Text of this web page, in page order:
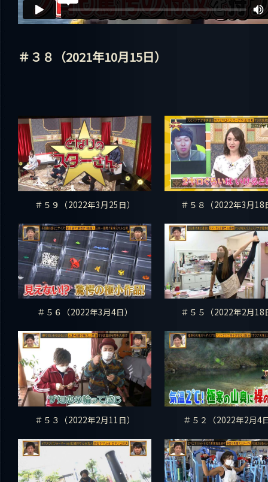
＃３８（2021年10月15日）
＃５９（2022年3月25日） ＃５８（2022年3月18
＃５６（2022年3月4日） ＃５５（2022年2月18
＃５３（2022年2月11日） ＃５２（2022年2月4